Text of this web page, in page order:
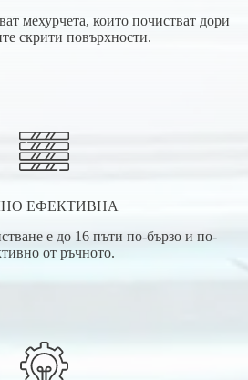
мехурчета, които почистват дори
скрити повърхности.
ЕФЕКТИВНА
е до 16 пъти по-бързо и по-
от ръчното.